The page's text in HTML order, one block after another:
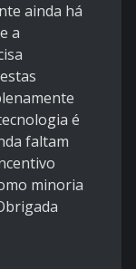
ainda há
a
é
faltam
minoria